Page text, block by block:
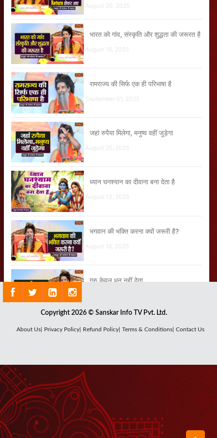
August 20, 2025
भारत को गांव, संस्कृति और शुद्धता की जरूरत है
August 18, 2025
रामराज्य की सिर्फ एक ही परिभाषा है
September 01, 2025
जहां रुपैया मिलेगा, मनुष्य वहीं जुड़ेगा
August 25, 2025
ध्यान घनश्यान का दीवाना बना देता है
August 13, 2025
भगवान की भक्ति करना क्यों जरूरी है?
August 18, 2025
गुरु केवल धन नहीं देता
August 23, 2025
हमारे बच्चे 22 साल के होने के बाद भी बड़े नहीं
हो रहे हैं
Copyright 2026 © Sanskar Info TV Pvt. Ltd.
About Us| Privacy Policy| Refund Policy| Terms & Conditions| Contact Us